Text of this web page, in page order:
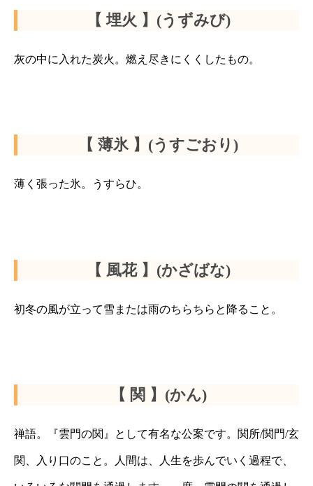
【 埋火 】(うずみび)
灰の中に入れた炭火。燃え尽きにくくしたもの。
【 薄氷 】(うすごおり)
薄く張った氷。うすらひ。
【 風花 】(かざばな)
初冬の風が立って雪または雨のちらちらと降ること。
【 関 】(かん)
禅語。『雲門の関』として有名な公案です。関所/関門/玄
関、入り口のこと。人間は、人生を歩んでいく過程で、